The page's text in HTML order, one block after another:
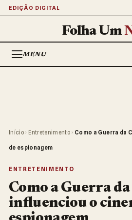
EDIÇÃO DIGITAL
Folha Um
MENU
Início › Entretenimento › Como a Guerra da
de espionagem
ENTRETENIMENTO
Como a Guerra
influenciou o